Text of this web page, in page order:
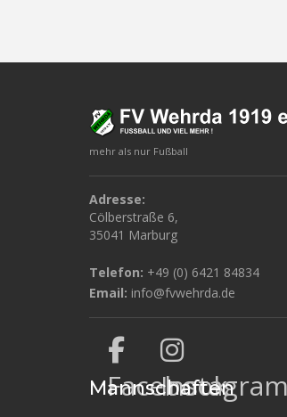
mehr als nur Fußball
Adresse:
Cölberstraße 6,
35041 Marburg
Telefon: +49 (0) 6421 84834
Email: info@fvwehrda.de
Facebook
Instagram
Mannschaften